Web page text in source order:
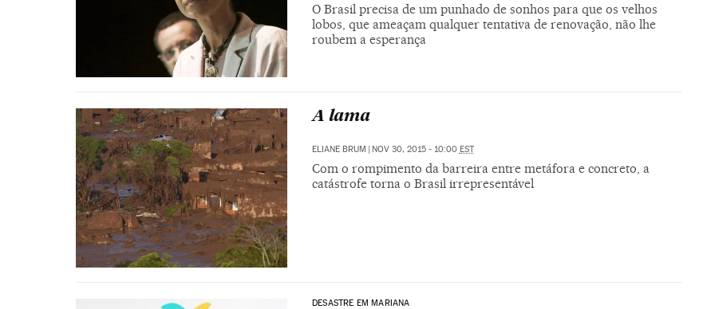
O Brasil precisa de um punhado de sonhos para que os velhos
lobos, que ameaçam qualquer tentativa de renovação, não lhe
roubem a esperança
A lama
ELIANE BRUM NOV 30, 2015 - 10:00 EST
Com o rompimento da barreira entre metáfora e concreto, a
catástrofe torna o Brasil irrepresentável
DESASTRE EM MARIANA